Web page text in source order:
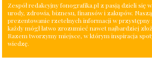
Zespół redakcyjny fonografika.pl z pasją dzieli się
urody, zdrowia, biznesu, finansów i zakupów.
prezentowanie rzetelnych informacji w przystępny
każdy mógł łatwo zrozumieć nawet najbardziej
Razem tworzymy miejsce, w którym inspiracja
wiedzę.